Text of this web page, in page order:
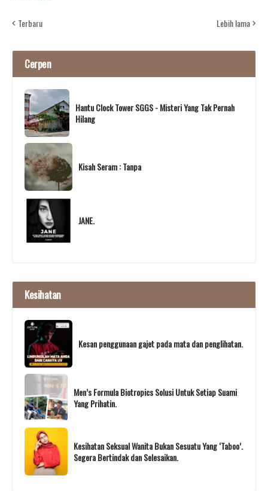
Terbaru Lebih lama
Cerpen
Hantu Clock Tower SGGS - Misteri Yang Tak Pernah
Hilang
Kisah Seram : Tanpa
JANE.
Kesihatan
Kesan penggunaan gajet pada mata dan penglihatan.
Men’s Formula Biotropics Solusi Untuk Setiap Suami
Yang Prihatin.
Kesihatan Seksual Wanita Bukan Sesuatu Yang ‘Taboo’.
Segera Bertindak dan Selesaikan.